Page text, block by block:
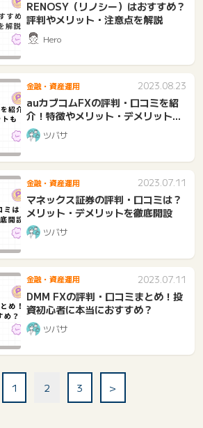
RENOSY（リノシー）はおすすめ？
評判やメリット・注意点を解説
Hero
金融・資産運用 2023.08.23
auカブコムFXの評判・口コミを紹
介！特徴やメリット・デメリットも
あわせて解説
ツバサ
金融・資産運用 2023.07.11
マネックス証券の評判・口コミは？
メリット・デメリットを徹底開設
ツバサ
金融・資産運用 2023.07.11
DMM FXの評判・口コミまとめ！投
資初心者に本当におすすめ？
ツバサ
1 2 3 >